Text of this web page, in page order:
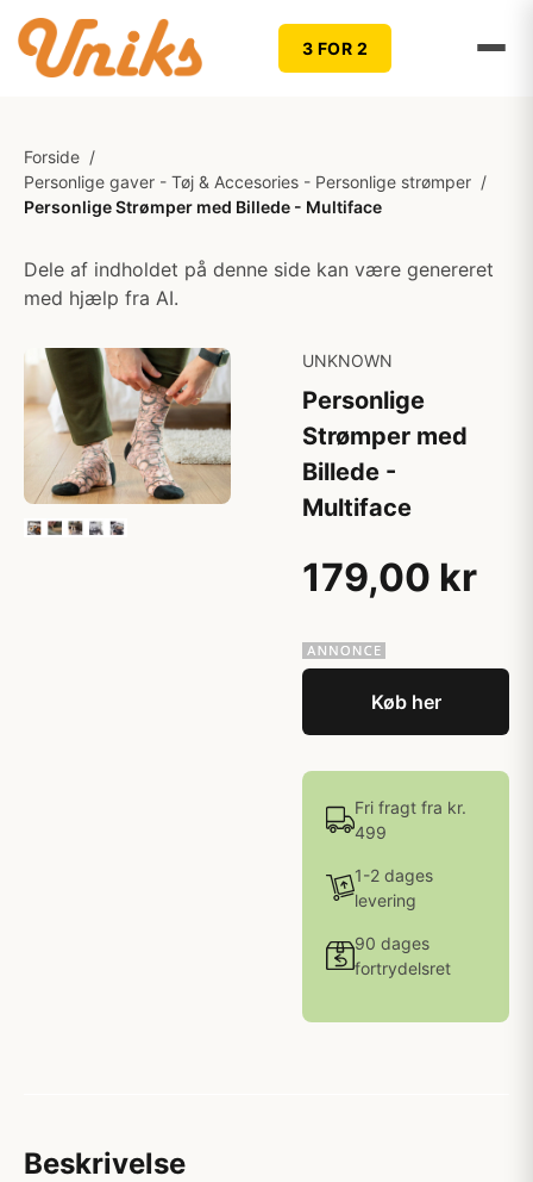
3 FOR 2
Forside /
Personlige gaver - Tøj & Accesories - Personlige strømper /
Personlige Strømper med Billede - Multiface
Dele af indholdet på denne side kan være genereret
med hjælp fra AI.
UNKNOWN
Personlige
Strømper med
Billede -
Multiface
179,00 kr
Køb her
Fri fragt fra kr.
499
1-2 dages
levering
90 dages
fortrydelsret
Beskrivelse